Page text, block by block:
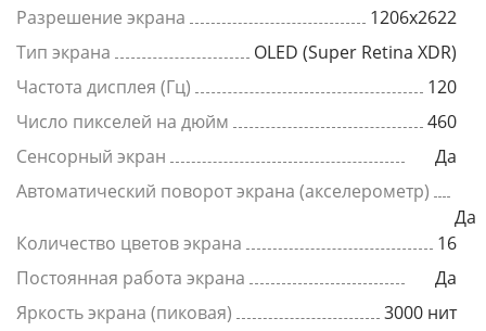
Разрешение экрана
1206x2622
Тип экрана
OLED (Super Retina XDR)
Частота дисплея (Гц)
120
Число пикселей на дюйм
460
Сенсорный экран
Да
Автоматический поворот экрана (акселерометр)
Да
Количество цветов экрана
16
Постоянная работа экрана
Да
Яркость экрана (пиковая)
3000 нит